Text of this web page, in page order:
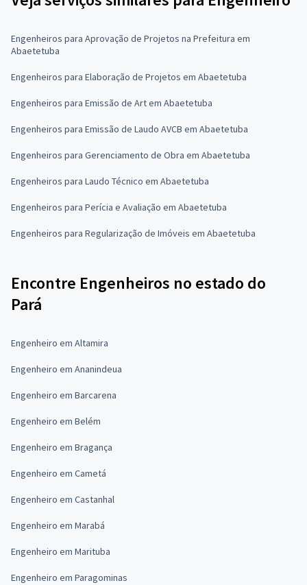
Engenheiros para Aprovação de Projetos na Prefeitura em
Abaetetuba
Engenheiros para Elaboração de Projetos em Abaetetuba
Engenheiros para Emissão de Art em Abaetetuba
Engenheiros para Emissão de Laudo AVCB em Abaetetuba
Engenheiros para Gerenciamento de Obra em Abaetetuba
Engenheiros para Laudo Técnico em Abaetetuba
Engenheiros para Perícia e Avaliação em Abaetetuba
Engenheiros para Regularização de Imóveis em Abaetetuba
Encontre Engenheiros no estado do
Pará
Engenheiro em Altamira
Engenheiro em Ananindeua
Engenheiro em Barcarena
Engenheiro em Belém
Engenheiro em Bragança
Engenheiro em Cametá
Engenheiro em Castanhal
Engenheiro em Marabá
Engenheiro em Marituba
Engenheiro em Paragominas